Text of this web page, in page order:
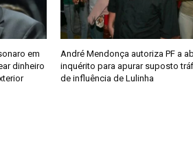
em
dinheiro
André Mendonça autoriza PF a
inquérito para apurar suposto
de influência de Lulinha